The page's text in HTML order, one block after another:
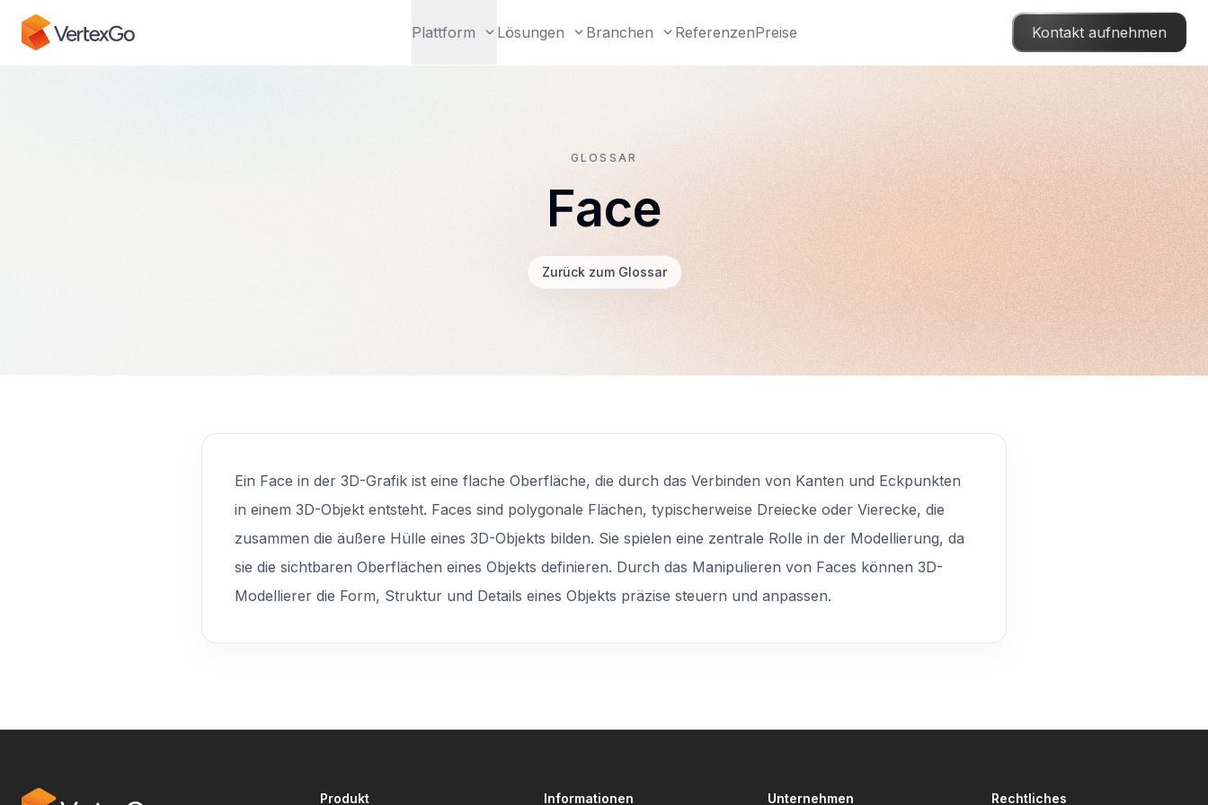
Plattform Lösungen Branchen ReferenzenPreise Kontakt aufnehmen
GLOSSAR
Face
Zurück zum Glossar
Ein Face in der 3D-Grafik ist eine flache Oberfläche, die durch das Verbinden von Kanten und Eckpunkten
in einem 3D-Objekt entsteht. Faces sind polygonale Flächen, typischerweise Dreiecke oder Vierecke, die
zusammen die äußere Hülle eines 3D-Objekts bilden. Sie spielen eine zentrale Rolle in der Modellierung, da
sie die sichtbaren Oberflächen eines Objekts definieren. Durch das Manipulieren von Faces können 3D-
Modellierer die Form, Struktur und Details eines Objekts präzise steuern und anpassen.
Produkt Informationen Unternehmen Rechtliches